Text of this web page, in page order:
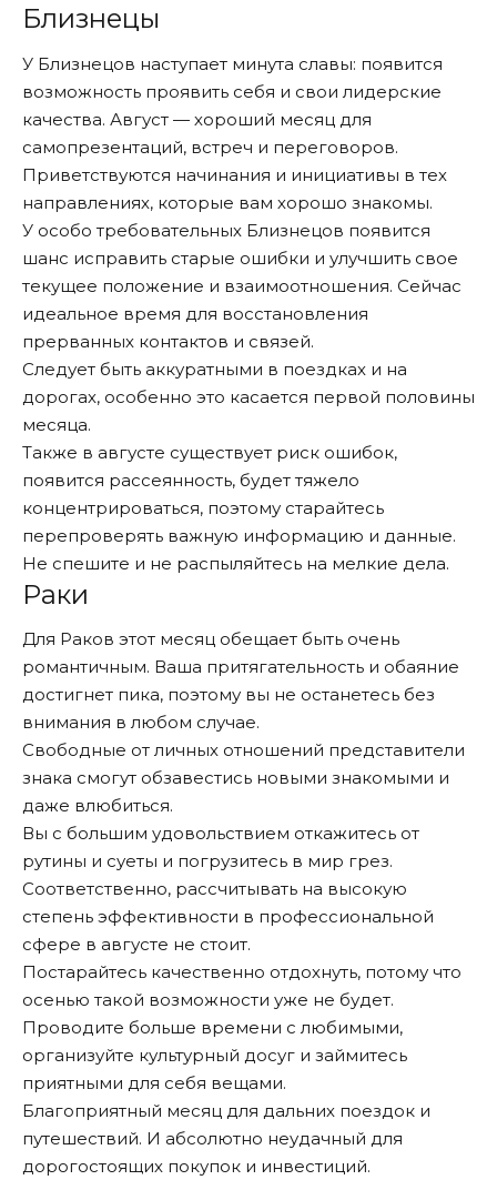
Близнецы
У Близнецов наступает минута славы: появится
возможность проявить себя и свои лидерские
качества. Август — хороший месяц для
самопрезентаций, встреч и переговоров.
Приветствуются начинания и инициативы в тех
направлениях, которые вам хорошо знакомы.
У особо требовательных Близнецов появится
шанс исправить старые ошибки и улучшить свое
текущее положение и взаимоотношения. Сейчас
идеальное время для восстановления
прерванных контактов и связей.
Следует быть аккуратными в поездках и на
дорогах, особенно это касается первой половины
месяца.
Также в августе существует риск ошибок,
появится рассеянность, будет тяжело
концентрироваться, поэтому старайтесь
перепроверять важную информацию и данные.
Не спешите и не распыляйтесь на мелкие дела.
Раки
Для Раков этот месяц обещает быть очень
романтичным. Ваша притягательность и обаяние
достигнет пика, поэтому вы не останетесь без
внимания в любом случае.
Свободные от личных отношений представители
знака смогут обзавестись новыми знакомыми и
даже влюбиться.
Вы с большим удовольствием откажитесь от
рутины и суеты и погрузитесь в мир грез.
Соответственно, рассчитывать на высокую
степень эффективности в профессиональной
сфере в августе не стоит.
Постарайтесь качественно отдохнуть, потому что
осенью такой возможности уже не будет.
Проводите больше времени с любимыми,
организуйте культурный досуг и займитесь
приятными для себя вещами.
Благоприятный месяц для дальних поездок и
путешествий. И абсолютно неудачный для
дорогостоящих покупок и инвестиций.